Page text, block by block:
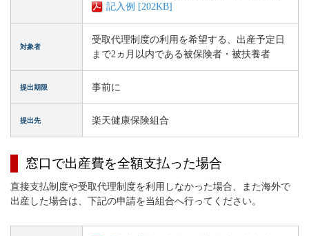
記入例 [202KB]
対象者
受取代理制度の利用を希望する、出産予定日
まで2ヵ月以内である被保険者・被扶養者
提出期限 事前に
提出先 楽天健康保険組合
窓口で出産費を全額支払った場合
直接支払制度や受取代理制度を利用しなかった場合、また海外で
出産した場合は、下記の申請を当組合へ行ってください。